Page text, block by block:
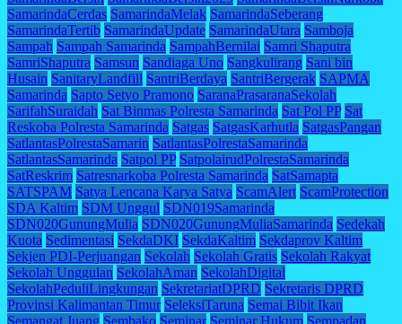
SamarindaCerdas SamarindaMelak SamarindaSeberang
SamarindaTertib SamarindaUpdate SamarindaUtara Samboja
Sampah Sampah Samarinda SampahBernilai Samri Shaputra
SamriShaputra Samsun Sandiaga Uno Sangkulirang Sani bin
Husain SanitaryLandfill SantriBerdaya SantriBergerak SAPMA
Samarinda Sapto Setyo Pramono SaranaPrasaranaSekolah
SarifahSuraidah Sat Binmas Polresta Samarinda Sat Pol PP Sat
Reskoba Polresta Samarinda Satgas SatgasKarhutla SatgasPangan
SatlantasPolrestaSamarin SatlantasPolrestaSamarinda
SatlantasSamarinda Satpol PP SatpolairudPolrestaSamarinda
SatReskrim Satresnarkoba Polresta Samarinda SatSamapta
SATSPAM Satya Lencana Karya Satya ScamAlert ScamProtection
SDA Kaltim SDM Unggul SDN019Samarinda
SDN020GunungMulia SDN020GunungMuliaSamarinda Sedekah
Kuota Sedimentasi SekdaDKI SekdaKaltim Sekdaprov Kaltim
Sekjen PDI-Perjuangan Sekolah Sekolah Gratis Sekolah Rakyat
Sekolah Unggulan SekolahAman SekolahDigital
SekolahPeduliLingkungan SekretariatDPRD Sekretaris DPRD
Provinsi Kalimantan Timur SeleksiTaruna Semai Bibit Ikan